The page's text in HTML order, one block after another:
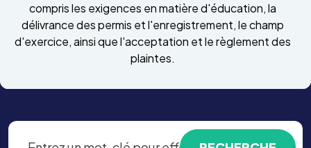
compris les exigences en matière d'éducation, la
délivrance des permis et l'enregistrement, le champ
d'exercice, ainsi que l'acceptation et le règlement des
plaintes.